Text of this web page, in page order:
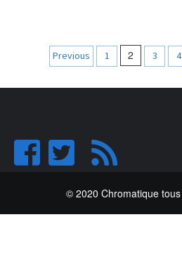
Navigation
des
articles
Previous 1 2 3 4
© 2020 Chromatique